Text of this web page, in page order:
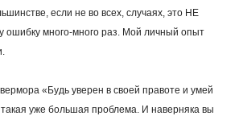
если не во всех, случаях, это НЕ
ошибку много-много раз. Мой личный опыт
«Будь уверен в своей правоте и умей
уже большая проблема. И наверняка вы